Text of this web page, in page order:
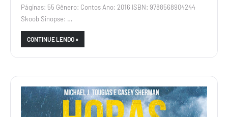
Páginas: 55 Gênero: Contos Ano: 2016 ISBN: 9788568904244
Skoob Sinopse: …
CONTINUE LENDO »